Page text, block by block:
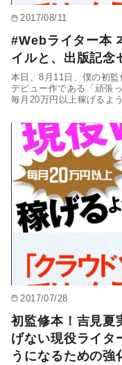
2017/08/11
#Webライター本
イルと、出版記念
本日、8月11日、僕の初
デビュー作である「頑張
毎月20万円以上稼げるよ
2017/07/28
初監修本！吉見夏
げない現役ライタ
うになるための強